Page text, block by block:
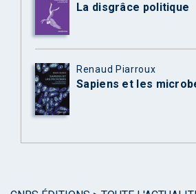
La disgrâce politique
Renaud Piarroux
Sapiens et les